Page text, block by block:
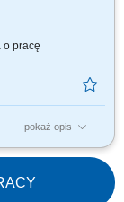
o pracę
pokaż opis
ładowarki.
technicznym
produkcji.
Ścisła